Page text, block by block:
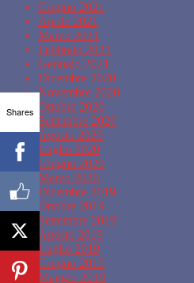
Giugno 2021
Aprile 2021
Marzo 2021
Febbraio 2021
Gennaio 2021
Dicembre 2020
Novembre 2020
Ottobre 2020
Settembre 2020
Agosto 2020
Luglio 2020
Giugno 2020
Marzo 2020
Dicembre 2019
Ottobre 2019
Settembre 2019
Agosto 2019
Luglio 2019
Giugno 2019
Maggio 2019
Shares